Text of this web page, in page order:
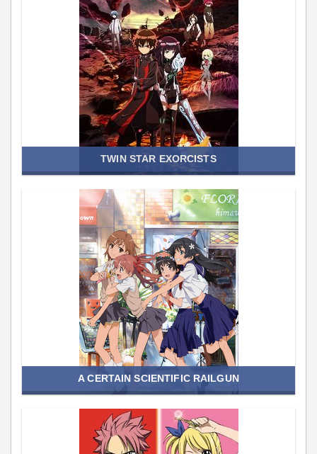
TWIN STAR EXORCISTS
A CERTAIN SCIENTIFIC RAILGUN